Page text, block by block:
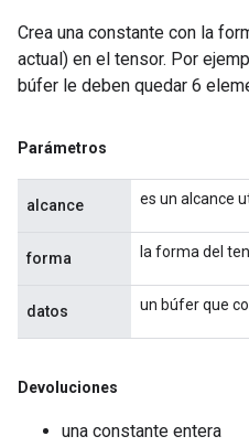
Crea una constante con la
actual) en el tensor. Por
búfer le deben quedar 6
Parámetros
alcance es un alcance
forma la forma del
datos un búfer que
Devoluciones
una constante entera